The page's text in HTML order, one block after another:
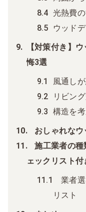
光熱費
ウッド
【対策付き】
悔3選
風通し
リビン
構造を
おしゃれなウ
施工業者の
ェックリスト付
業者選
リスト